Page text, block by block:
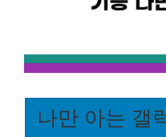
나만 아는 갤